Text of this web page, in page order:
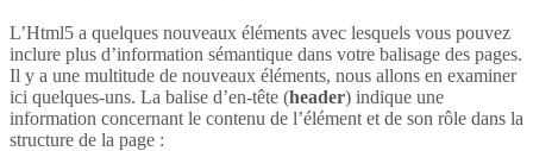
L’Html5 a quelques nouveaux éléments avec lesquels vous pouvez
inclure plus d’information sémantique dans votre balisage des pages.
Il y a une multitude de nouveaux éléments, nous allons en examiner
ici quelques-uns. La balise d’en-tête (header) indique une
information concernant le contenu de l’élément et de son rôle dans la
structure de la page :